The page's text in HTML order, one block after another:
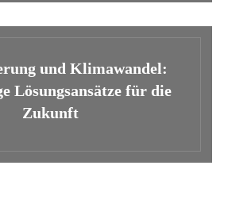
und Klimawandel:
Lösungsansätze für die
Zukunft